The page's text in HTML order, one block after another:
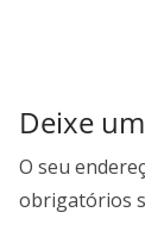
Deixe
O seu
obrigatórios